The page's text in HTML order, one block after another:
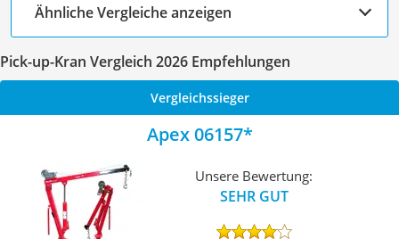
Ähnliche Vergleiche anzeigen
Pick-up-Kran Vergleich 2026 Empfehlungen
Vergleichssieger
Apex 06157
Unsere Bewertung:
SEHR GUT